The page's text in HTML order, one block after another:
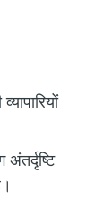
अंतर्दृष्टि